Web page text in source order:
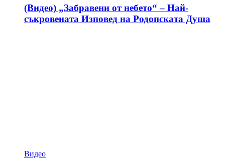
(Видео) „Забравени от небето“ – Най-
съкровената Изповед на Родопската Душа
Видео